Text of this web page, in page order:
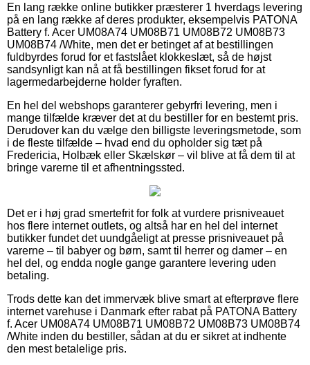
En lang række online butikker præsterer 1 hverdags levering
på en lang række af deres produkter, eksempelvis PATONA
Battery f. Acer UM08A74 UM08B71 UM08B72 UM08B73
UM08B74 /White, men det er betinget af at bestillingen
fuldbyrdes forud for et fastslået klokkeslæt, så de højst
sandsynligt kan nå at få bestillingen fikset forud for at
lagermedarbejderne holder fyraften.
En hel del webshops garanterer gebyrfri levering, men i
mange tilfælde kræver det at du bestiller for en bestemt pris.
Derudover kan du vælge den billigste leveringsmetode, som
i de fleste tilfælde – hvad end du opholder sig tæt på
Fredericia, Holbæk eller Skælskør – vil blive at få dem til at
bringe varerne til et afhentningssted.
Det er i høj grad smertefrit for folk at vurdere prisniveauet
hos flere internet outlets, og altså har en hel del internet
butikker fundet det uundgåeligt at presse prisniveauet på
varerne – til babyer og børn, samt til herrer og damer – en
hel del, og endda nogle gange garantere levering uden
betaling.
Trods dette kan det immervæk blive smart at efterprøve flere
internet varehuse i Danmark efter rabat på PATONA Battery
f. Acer UM08A74 UM08B71 UM08B72 UM08B73 UM08B74
/White inden du bestiller, sådan at du er sikret at indhente
den mest betalelige pris.